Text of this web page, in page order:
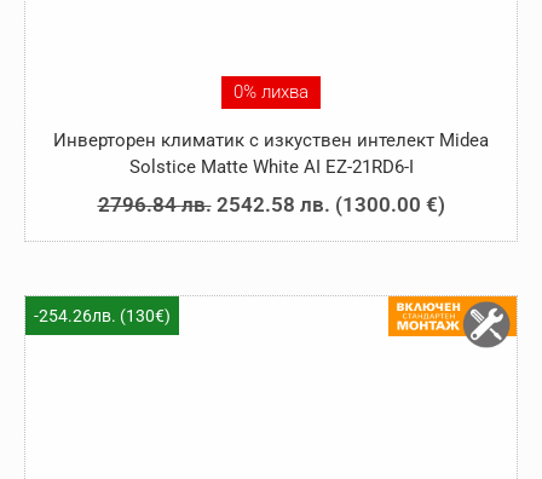
0% лихва
Инверторен климатик с изкуствен интелект Midea
Solstice Matte White AI EZ-21RD6-I
2796.84лв. Original
price
2542.58 лв.Текущата
цена
2542.58 лв..
(1300.00 €)
-254.26лв. (130€)